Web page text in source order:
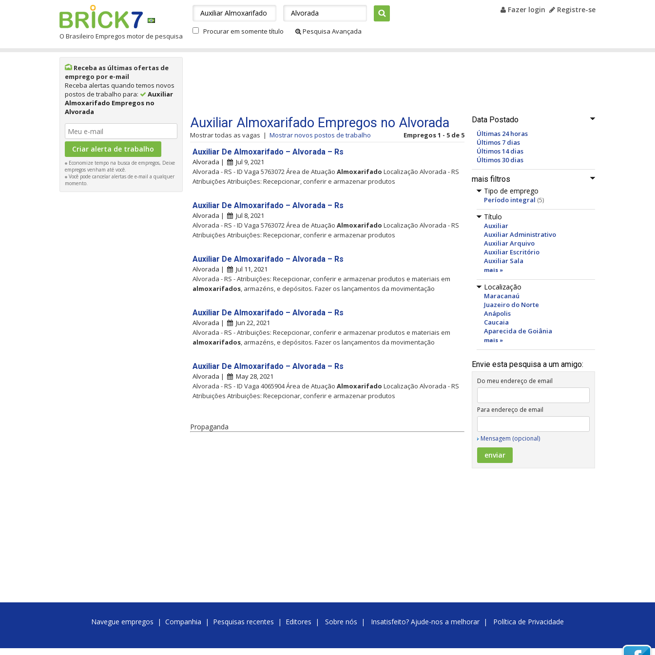
O Brasileiro Empregos motor de pesquisa
Fazer login Registre-se
Procurar em somente título Pesquisa Avançada
Receba as últimas ofertas de
emprego por e-mail
Receba alertas quando temos novos
postos de trabalho para:
Auxiliar
Almoxarifado Empregos no
Alvorada
Economize tempo na busca de empregos, Deixe
empregos venham até você.
Você pode cancelar alertas de e-mail a qualquer
momento.
Data Postado
Últimas 24 horas
Últimos 7 dias
Últimos 14 dias
Últimos 30 dias
mais filtros
Tipo de emprego
Período integral (5)
Título
Auxiliar
Auxiliar Administrativo
Auxiliar Arquivo
Auxiliar Escritório
Auxiliar Sala
mais »
Localização
Maracanaú
Juazeiro do Norte
Anápolis
Caucaia
Aparecida de Goiânia
mais »
Envie esta pesquisa a um amigo:
Do meu endereço de email
Para endereço de email
Mensagem (opcional)
Auxiliar Almoxarifado Empregos no Alvorada
Mostrar todas as vagas | Mostrar novos postos de trabalho Empregos 1 - 5 de 5
Auxiliar De Almoxarifado – Alvorada – Rs
Alvorada |
Jul 9, 2021
Alvorada - RS - ID Vaga 5763072 Área de Atuação Almoxarifado Localização Alvorada - RS
Atribuições Atribuições: Recepcionar, conferir e armazenar produtos
Auxiliar De Almoxarifado – Alvorada – Rs
Alvorada |
Jul 8, 2021
Alvorada - RS - ID Vaga 5763072 Área de Atuação Almoxarifado Localização Alvorada - RS
Atribuições Atribuições: Recepcionar, conferir e armazenar produtos
Auxiliar De Almoxarifado – Alvorada – Rs
Alvorada |
Jul 11, 2021
Alvorada - RS - Atribuições: Recepcionar, conferir e armazenar produtos e materiais em
almoxarifados, armazéns, e depósitos. Fazer os lançamentos da movimentação
Auxiliar De Almoxarifado – Alvorada – Rs
Alvorada |
Jun 22, 2021
Alvorada - RS - Atribuições: Recepcionar, conferir e armazenar produtos e materiais em
almoxarifados, armazéns, e depósitos. Fazer os lançamentos da movimentação
Auxiliar De Almoxarifado – Alvorada – Rs
Alvorada |
May 28, 2021
Alvorada - RS - ID Vaga 4065904 Área de Atuação Almoxarifado Localização Alvorada - RS
Atribuições Atribuições: Recepcionar, conferir e armazenar produtos
Propaganda
Navegue empregos | Companhia | Pesquisas recentes | Editores | Sobre nós | Insatisfeito? Ajude-nos a melhorar | Política de Privacidade